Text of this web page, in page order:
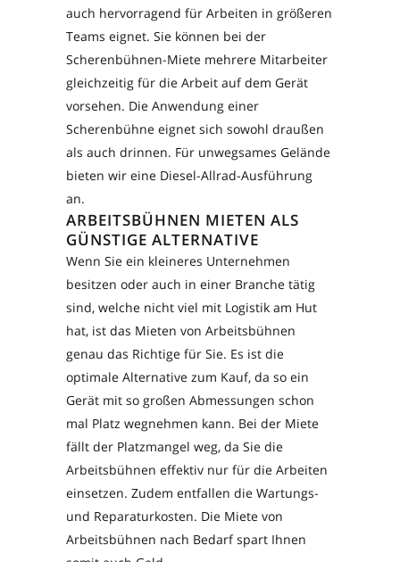
auch hervorragend für Arbeiten in größeren
Teams eignet. Sie können bei der
Scherenbühnen-Miete mehrere Mitarbeiter
gleichzeitig für die Arbeit auf dem Gerät
vorsehen. Die Anwendung einer
Scherenbühne eignet sich sowohl draußen
als auch drinnen. Für unwegsames Gelände
bieten wir eine Diesel-Allrad-Ausführung
an.
ARBEITSBÜHNEN MIETEN ALS
GÜNSTIGE ALTERNATIVE
Wenn Sie ein kleineres Unternehmen
besitzen oder auch in einer Branche tätig
sind, welche nicht viel mit Logistik am Hut
hat, ist das Mieten von Arbeitsbühnen
genau das Richtige für Sie. Es ist die
optimale Alternative zum Kauf, da so ein
Gerät mit so großen Abmessungen schon
mal Platz wegnehmen kann. Bei der Miete
fällt der Platzmangel weg, da Sie die
Arbeitsbühnen effektiv nur für die Arbeiten
einsetzen. Zudem entfallen die Wartungs-
und Reparaturkosten. Die Miete von
Arbeitsbühnen nach Bedarf spart Ihnen